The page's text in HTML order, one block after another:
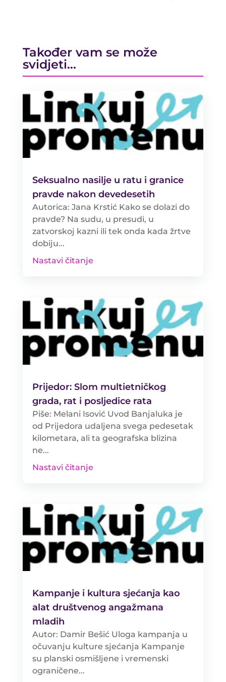
Također vam se može
svidjeti…
Seksualno nasilje u ratu i granice
pravde nakon devedesetih
Autorica: Jana Krstić Kako se dolazi do
pravde? Na sudu, u presudi, u
zatvorskoj kazni ili tek onda kada žrtve
dobiju...
Nastavi čitanje
Prijedor: Slom multietničkog
grada, rat i posljedice rata
Piše: Melani Isović Uvod Banjaluka je
od Prijedora udaljena svega pedesetak
kilometara, ali ta geografska blizina
ne...
Nastavi čitanje
Kampanje i kultura sjećanja kao
alat društvenog angažmana
mladih
Autor: Damir Bešić Uloga kampanja u
očuvanju kulture sjećanja Kampanje
su planski osmišljene i vremenski
ograničene...